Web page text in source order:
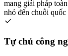
mang giải pháp
nhỏ đến chuỗi quốc
Tự chủ công